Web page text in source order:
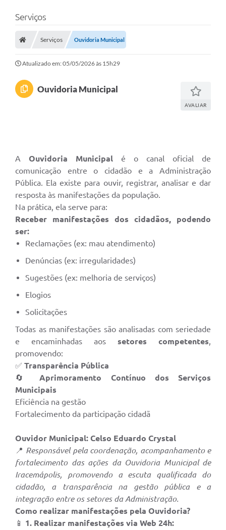
Serviços
Serviços Ouvidoria Municipal
Atualizado em: 05/05/2026 às 15h29
Ouvidoria Municipal
AVALIAR
A Ouvidoria Municipal é o canal oficial de
comunicação entre o cidadão e a Administração
Pública. Ela existe para ouvir, registrar, analisar e dar
resposta às manifestações da população.
Na prática, ela serve para:
Receber manifestações dos cidadãos, podendo
ser:
Reclamações (ex: mau atendimento)
Denúncias (ex: irregularidades)
Sugestões (ex: melhoria de serviços)
Elogios
Solicitações
Todas as manifestações são analisadas com seriedade
e encaminhadas aos setores competentes,
promovendo:
✅ Transparência Pública
🔄Aprimoramento Contínuo dos Serviços
Municipais
Eficiência na gestão
Fortalecimento da participação cidadã
Ouvidor Municipal: Celso Eduardo Crystal
📍 Responsável pela coordenação, acompanhamento e
fortalecimento das ações da Ouvidoria Municipal de
Iracemápolis, promovendo a escuta qualificada do
cidadão, a transparência na gestão pública e a
integração entre os setores da Administração.
Como realizar manifestações pela Ouvidoria?
📱 1. Realizar manifestações via Web 24h: